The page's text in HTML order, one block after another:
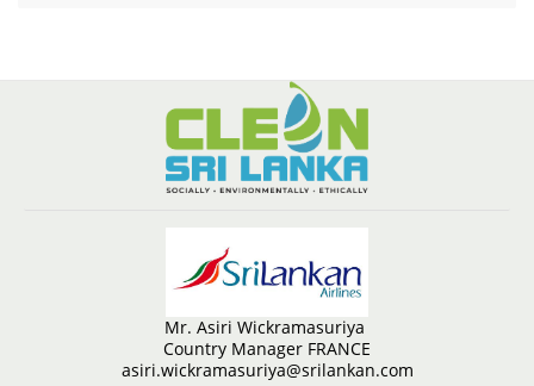
Mr. Asiri Wickramasuriya
Country Manager FRANCE
asiri.wickramasuriya@srilankan.com